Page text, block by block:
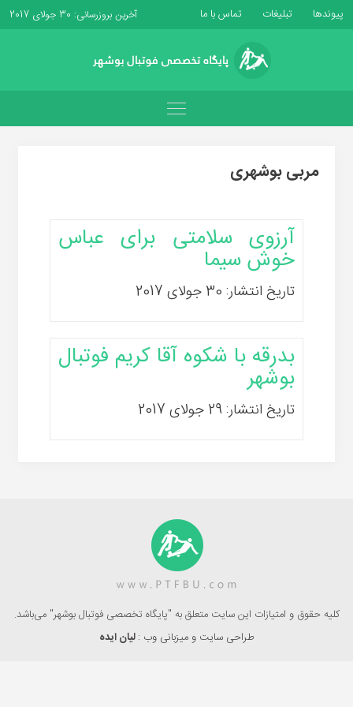
پیوندها تبلیغات تماس با ما آخرین بروزرسانی: 30 جولای 2017
مربی بوشهری
آرزوی سلامتی برای عباس
خوش سیما
تاریخ انتشار: 30 جولای 2017
بدرقه با شکوه آقا کریم فوتبال
بوشهر
تاریخ انتشار: 29 جولای 2017
کلیه حقوق و امتیازات این سایت متعلق به "پایگاه تخصصی فوتبال بوشهر" می‌باشد.
طراحی سایت و میزبانی وب :لیان ایده